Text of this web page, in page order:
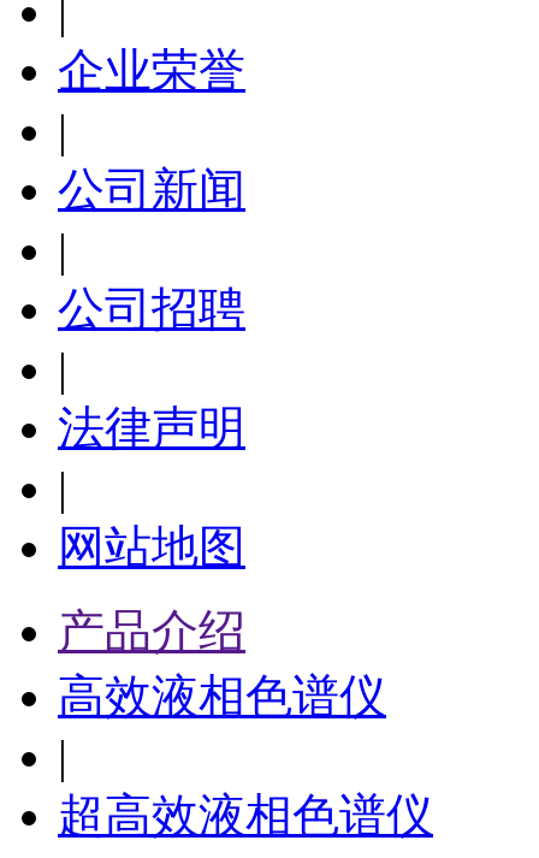
企业荣誉
|
公司新闻
|
公司招聘
|
法律声明
|
网站地图
产品介绍
高效液相色谱仪
|
超高效液相色谱仪